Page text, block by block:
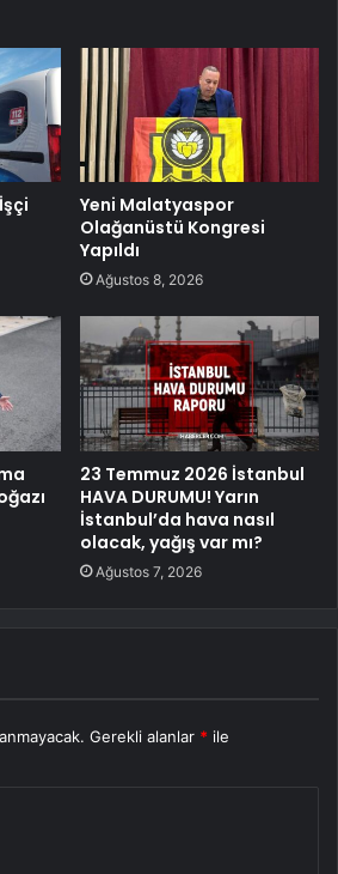
Yeni Malatyaspor
Olağanüstü Kongresi
Yapıldı
Ağustos 8, 2026
23 Temmuz 2026 İstanbul
HAVA DURUMU! Yarın
İstanbul’da hava nasıl
olacak, yağış var mı?
Ağustos 7, 2026
Gerekli alanlar * ile